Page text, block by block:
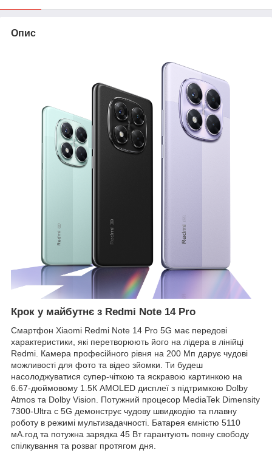
Опис
Крок у майбутнє з Redmi Note 14 Pro
Смартфон Xiaomi Redmi Note 14 Pro 5G має передові
характеристики, які перетворюють його на лідера в лінійці
Redmi. Камера професійного рівня на 200 Мп дарує чудові
можливості для фото та відео зйомки. Ти будеш
насолоджуватися супер-чіткою та яскравою картинкою на
6.67-дюймовому 1.5К AMOLED дисплеї з підтримкою Dolby
Atmos та Dolby Vision. Потужний процесор MediaTek Dimensity
7300-Ultra c 5G демонструє чудову швидкодію та плавну
роботу в режимі мультизадачності. Батарея ємністю 5110
мА.год та потужна зарядка 45 Вт гарантують повну свободу
спілкування та розваг протягом дня.